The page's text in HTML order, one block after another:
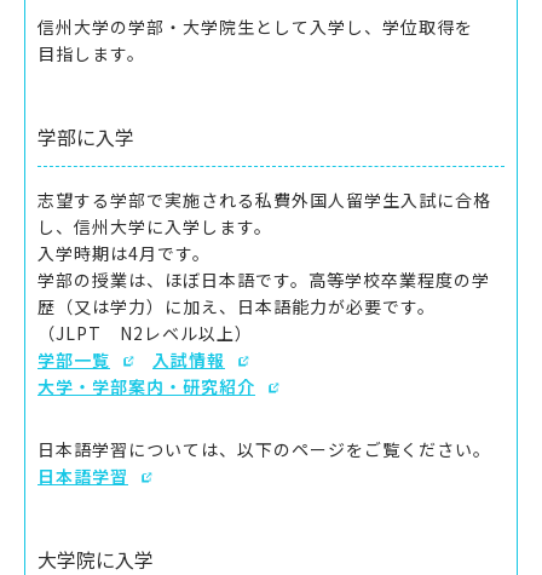
信州⼤学の学部・⼤学院⽣として⼊学し、学位取得を
⽬指します。
学部に入学
志望する学部で実施される私費外国人留学生入試に合格
し、信州大学に入学します。
入学時期は4月です。
学部の授業は、ほぼ日本語です。高等学校卒業程度の学
歴（又は学力）に加え、日本語能力が必要です。
（JLPT N2レベル以上）
学部一覧
入試情報
大学・学部案内・研究紹介
日本語学習については、以下のページをご覧ください。
日本語学習
大学院に入学